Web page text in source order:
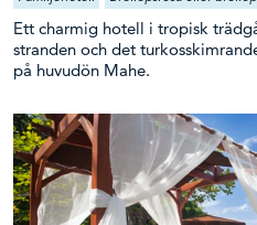
Ett charmig hotell i tropisk
stranden och det
på huvudön Mahe.